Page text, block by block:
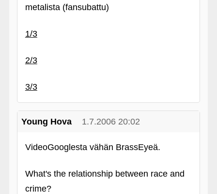
metalista (fansubattu)
1/3
2/3
3/3
Young Hova 1.7.2006 20:02
VideoGooglesta vähän BrassEyeä.
What's the relationship between race and
crime?